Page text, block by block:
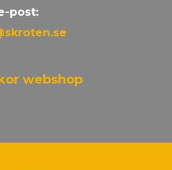
post:
webshop